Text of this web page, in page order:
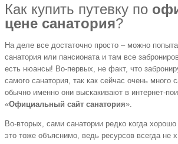
Как купить путевку по
цене санатория?
На деле все достаточно просто – можно
санатория или пансионата и там все
есть нюансы! Во-первых, не факт, что
самого санатория, так как сейчас очень много
обычно именно они выскакивают в интернет-
«Официальный сайт санатория».
Во-вторых, сами санатории редко когда
это тоже объяснимо, ведь ресурсов всегда не